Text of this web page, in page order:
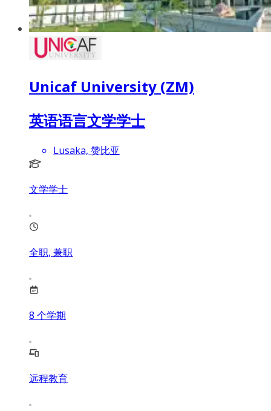
Unicaf University (ZM)
英语语言文学学士
Lusaka, 赞比亚
文学学士
全职, 兼职
8 个学期
远程教育